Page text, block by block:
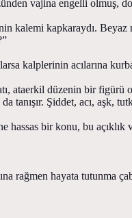
vajina engelli olmuş,
kalemi kapkaraydı.
kalplerinin acılarına
ataerkil düzenin bir figürü
tanışır. Şiddet, acı, aşk,
hassas bir konu, bu açıklık
rağmen hayata tutunma